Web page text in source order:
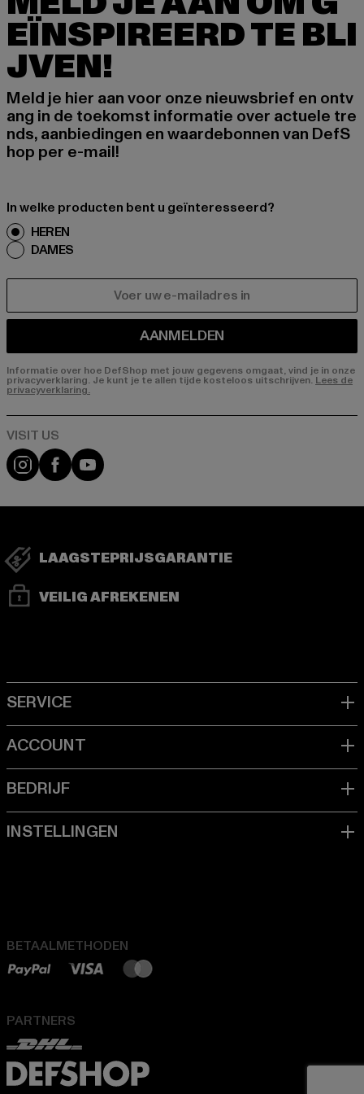
EÏNSPIREERD TE BLI
JVEN!
Meld je hier aan voor onze nieuwsbrief en ontv
ang in de toekomst informatie over actuele tre
nds, aanbiedingen en waardebonnen van DefS
hop per e-mail!
In welke producten bent u geïnteresseerd?
HEREN
DAMES
AANMELDEN
Informatie over hoe DefShop met jouw gegevens omgaat, vind je in onze
privacyverklaring. Je kunt je te allen tijde kosteloos uitschrijven. Lees de
privacyverklaring.
Visit our Instagram page:
Visit our Facebook page:
Visit our YouTube channel:
LAAGSTEPRIJSGARANTIE
VEILIG AFREKENEN
BETAALMETHODEN
PARTNERS